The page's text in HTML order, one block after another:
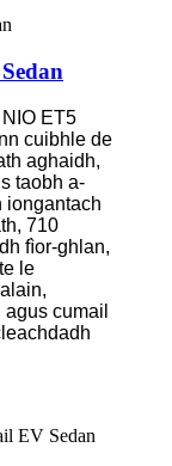
ET5
cuibhle de
aghaidh,
taobh a-
iongantach
710
fìor-ghlan,
le
cumail